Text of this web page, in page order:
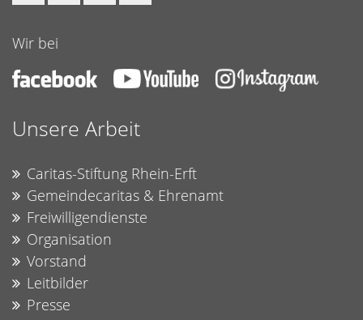
Wir bei
Unsere Arbeit
Caritas-Stiftung Rhein-Erft
Gemeindecaritas & Ehrenamt
Freiwilligendienste
Organisation
Vorstand
Leitbilder
Presse